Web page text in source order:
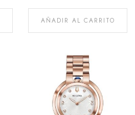
AÑADIR AL CARRITO